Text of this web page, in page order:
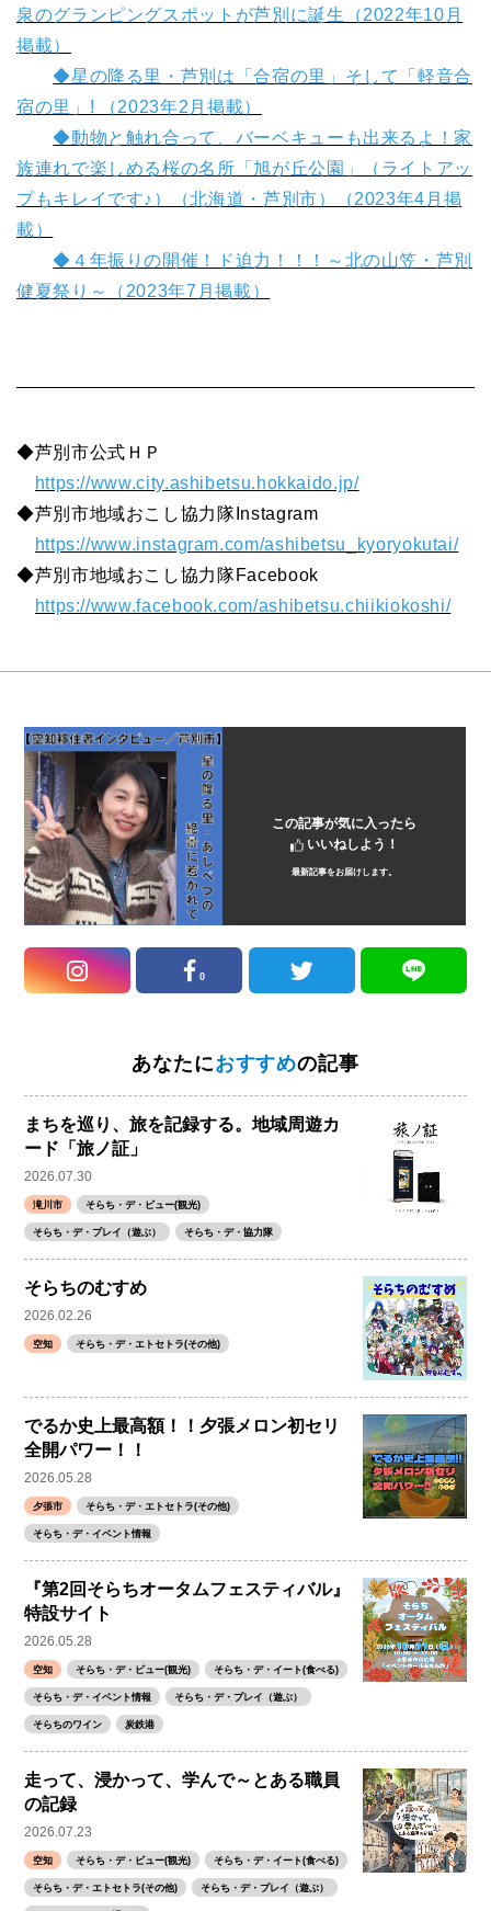
泉のグランピングスポットが芦別に誕生（2022年10月
掲載）
◆星の降る里・芦別は「合宿の里」そして「軽音合
宿の里」! （2023年2月掲載）
◆動物と触れ合って、バーベキューも出来るよ！家
族連れで楽しめる桜の名所「旭が丘公園」（ライトアッ
プもキレイです♪）（北海道・芦別市）（2023年4月掲
載）
◆４年振りの開催！ド迫力！！！～北の山笠・芦別
健夏祭り～（2023年7月掲載）
◆芦別市公式ＨＰ
https://www.city.ashibetsu.hokkaido.jp/
◆芦別市地域おこし協力隊Instagram
https://www.instagram.com/ashibetsu_kyoryokutai/
◆芦別市地域おこし協力隊Facebook
https://www.facebook.com/ashibetsu.chiikiokoshi/
この記事が気に入ったら
いいねしよう！
最新記事をお届けします。
0
あなたにおすすめの記事
まちを巡り、旅を記録する。地域周遊カ
ード「旅ノ証」
2026.07.30
滝川市 そらち・デ・ビュー(観光)
そらち・デ・プレイ（遊ぶ） そらち・デ・協力隊
そらちのむすめ
2026.02.26
空知 そらち・デ・エトセトラ(その他)
でるか史上最高額！！夕張メロン初セリ
全開パワー！！
2026.05.28
夕張市 そらち・デ・エトセトラ(その他)
そらち・デ・イベント情報
『第2回そらちオータムフェスティバル』
特設サイト
2026.05.28
空知 そらち・デ・ビュー(観光) そらち・デ・イート(食べる)
そらち・デ・イベント情報 そらち・デ・プレイ（遊ぶ）
そらちのワイン 炭鉄港
走って、浸かって、学んで～とある職員
の記録
2026.07.23
空知 そらち・デ・ビュー(観光) そらち・デ・イート(食べる)
そらち・デ・エトセトラ(その他) そらち・デ・プレイ（遊ぶ）